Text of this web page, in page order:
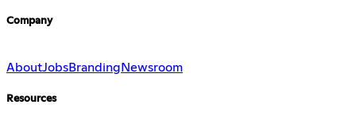
Company
AboutJobsBranding Newsroom
Resources